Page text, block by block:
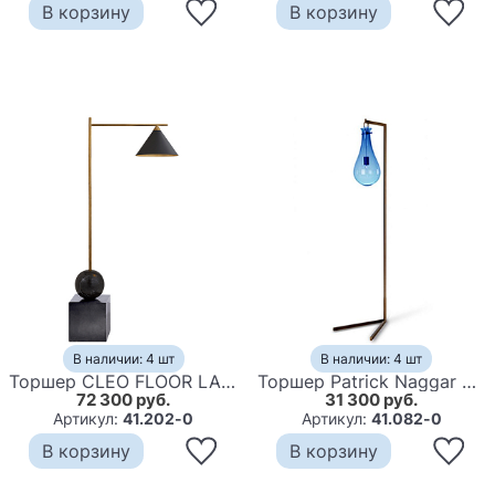
В корзину В корзину
В наличии: 4 шт
Торшер CLEO FLOOR LAMP Black
72 300 руб.
Артикул:41.202-0
В корзину
В наличии: 4 шт
Торшер Patrick Naggar Bubble Floor
31 300 руб.
Артикул: 41.082-0
В корзину